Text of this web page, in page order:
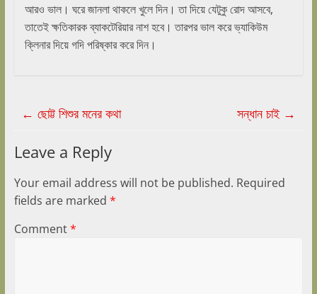
আরও ভাল। ঘরে জানলা থাকলে খুলে দিন। তা দিয়ে যেটুকু রোদ আসবে,
তাতেই ক্ষতিকারক ব্যাকটেরিয়ার নাশ হবে। তারপর ভাল করে ভ্যাকিউম
ক্লিনার দিয়ে গদি পরিষ্কার করে দিন।
← ছোট্ট শিশুর মনের কথা সন্ধান চাই →
Leave a Reply
Your email address will not be published. Required
fields are marked *
Comment*